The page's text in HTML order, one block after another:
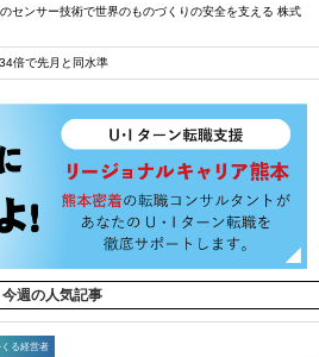
センサー技術で世界のものづくりの安全を支える 株式
倍で先月と同水準
今週の人気記事
る経営者